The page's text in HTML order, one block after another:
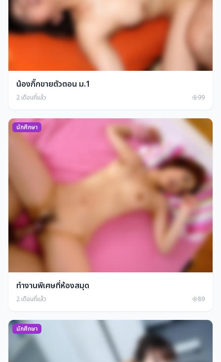
น้องกิ๊กขายตัวตอน ม.1
2 เดือนที่แล้ว 99
นักศึกษา
ทำงานพิเศษที่ห้องสมุด
2 เดือนที่แล้ว 89
นักศึกษา